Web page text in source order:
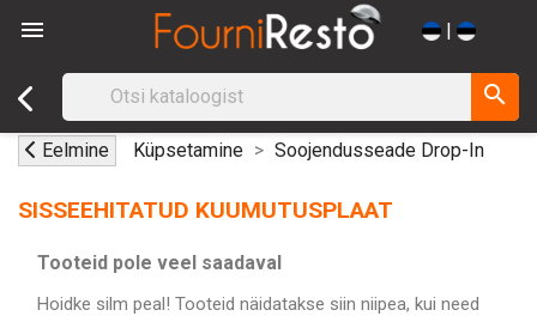
 |
search
Eelmine Küpsetamine Soojendusseade Drop-In
SISSEEHITATUD KUUMUTUSPLAAT
Tooteid pole veel saadaval
Hoidke silm peal! Tooteid näidatakse siin niipea, kui need